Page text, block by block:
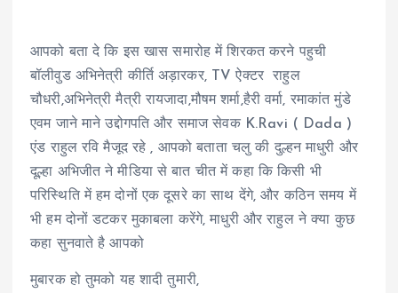
आपको बता दे कि इस खास समारोह में शिरकत करने पहुची
बॉलीवुड अभिनेत्री कीर्ति अड़ारकर, TV ऐक्टर राहुल
चौधरी,अभिनेत्री मैत्री रायजादा,मौषम शर्मा,हैरी वर्मा, रमाकांत मुंडे
एवम जाने माने उद्दोगपति और समाज सेवक K.Ravi ( Dada )
एंड राहुल रवि मैजूद रहे , आपको बताता चलु की दुल्हन माधुरी और
दूल्हा अभिजीत ने मीडिया से बात चीत में कहा कि किसी भी
परिस्थिति में हम दोनों एक दूसरे का साथ देंगे, और कठिन समय में
भी हम दोनों डटकर मुकाबला करेंगे, माधुरी और राहुल ने क्या कुछ
कहा सुनवाते है आपको
मुबारक हो तुमको यह शादी तुमारी,